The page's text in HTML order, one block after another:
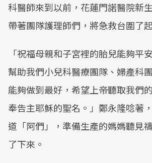
科醫師來到以前，花蓮門諾醫院新
帶著團隊護理師們，將急救台圍了
「祝福母親和子宮裡的胎兒能夠平
幫助我們小兒科醫療團隊、婦產科
能夠做到最好，希望上帝聽取我們
奉告主耶穌的聖名。」鄭永隆唸著
道「阿們」，準備生產的媽媽聽見
了下來。